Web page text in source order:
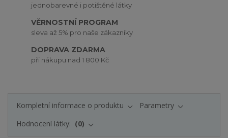
jednobarevné i potištěné látky
VĚRNOSTNÍ PROGRAM
sleva až 5% pro naše zákazníky
DOPRAVA ZDARMA
při nákupu nad 1 800 Kč
Kompletní informace o produktu
Parametry
Hodnocení látky:
0